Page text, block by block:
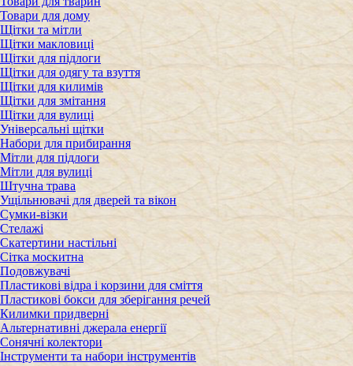
Товари для дому
Щітки та мітли
Щітки макловиці
Щітки для підлоги
Щітки для одягу та взуття
Щітки для килимів
Щітки для змітання
Щітки для вулиці
Універсальні щітки
Набори для прибирання
Мітли для підлоги
Мітли для вулиці
Штучна трава
Ущільнювачі для дверей та вікон
Сумки-візки
Стелажі
Скатертини настільні
Сітка москитна
Подовжувачі
Пластикові відра і корзини для сміття
Пластикові бокси для зберігання речей
Килимки придверні
Альтернативні джерала енергії
Сонячні колектори
Інструменти та набори інструментів